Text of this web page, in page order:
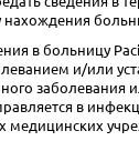
нахождения
в больницу
и/или
заболевания
в
медицинских